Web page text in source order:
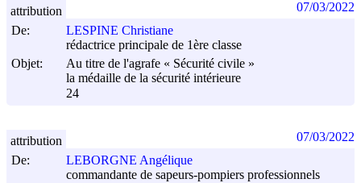
De:
LESPINE Christiane
rédactrice principale de 1ère classe
Objet:
Au titre de l'agrafe « Sécurité civile »
la médaille de la sécurité intérieure
24
attribution 07/03/2022
De:
LEBORGNE Angélique
commandante de sapeurs-pompiers professionnels
attribution 07/03/2022